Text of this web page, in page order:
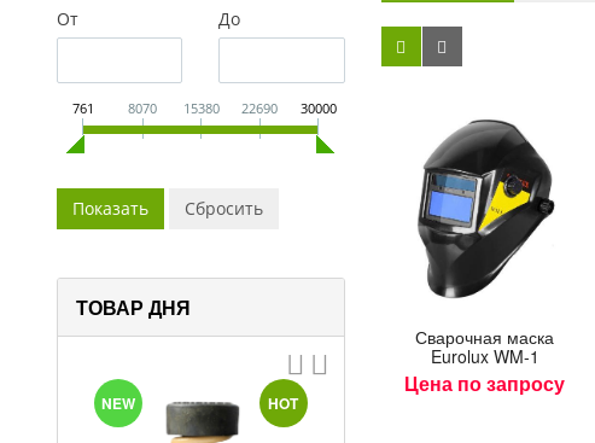
От До
761 8070 15380 22690 30000
ТОВАР ДНЯ
HOT
NEW
Сва­роч­ная мас­ка
Eurolux WM-1
Цена по запросу